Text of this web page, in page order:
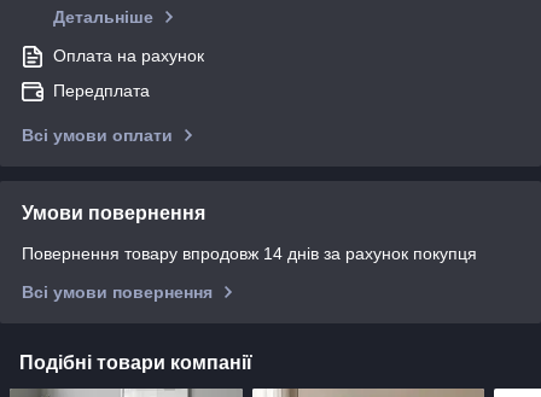
Детальніше
Оплата на рахунок
Передплата
Всі умови оплати
Умови повернення
Повернення товару впродовж 14 днів за рахунок покупця
Всі умови повернення
Подібні товари компанії